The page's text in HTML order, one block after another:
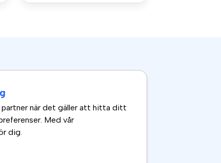
partner när det gäller att hitta ditt
Med vår
dig.